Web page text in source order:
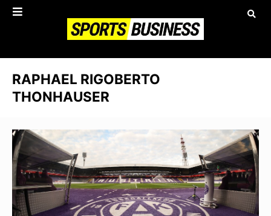
RAPHAEL RIGOBERTO
THONHAUSER